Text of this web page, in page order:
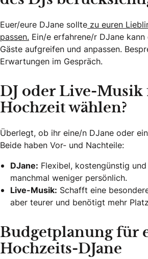
Euer/eure DJane sollte zu euren
passen. Ein/e erfahrene/r DJane
Gäste aufgreifen und anpassen.
Erwartungen im Gespräch.
DJ oder Live-Musik
Hochzeit wählen?
Überlegt, ob ihr eine/n DJane oder
Beide haben Vor- und Nachteile:
DJane: Flexibel, kostengünstig
manchmal weniger persönlich.
Live-Musik: Schafft eine
aber teurer und benötigt mehr
Budgetplanung für
Hochzeits-DJane